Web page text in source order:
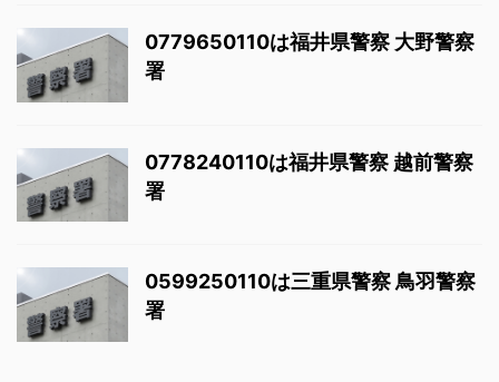
0779650110は福井県警察 大野警察
署
0778240110は福井県警察 越前警察
署
0599250110は三重県警察 鳥羽警察
署